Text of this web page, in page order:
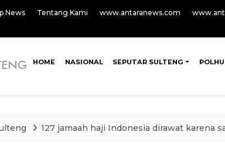
News Tentang Kami www.antaranews.com
HOME NASIONAL SEPUTAR SULTENG
127 jamaah haji Indonesia dirawat karena